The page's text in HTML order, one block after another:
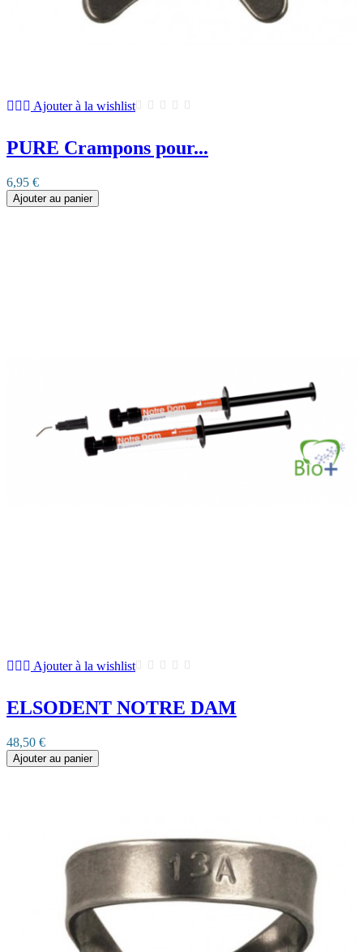
Ajouter à la wishlist
PURE Crampons pour...
6,95 €
Ajouter au panier
Ajouter à la wishlist
ELSODENT NOTRE DAM
48,50 €
Ajouter au panier